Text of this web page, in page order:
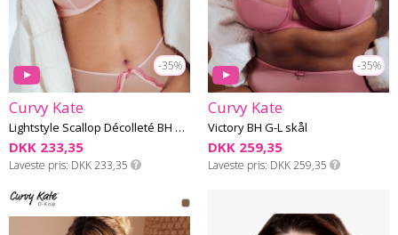
-35%
Curvy Kate
Lightstyle Scallop Décolleté BH G-K skål
DKK 233,35
Laveste pris DKK 233,35
-35%
Curvy Kate
Victory BH G-L skål
DKK 259,35
Laveste pris DKK 259,35